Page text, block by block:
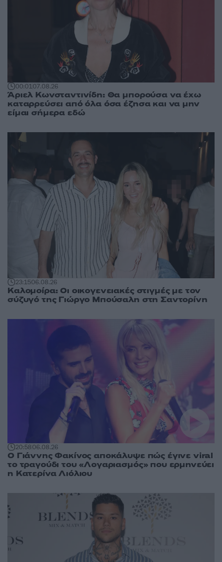
00:0107.08.26
Άριελ Κωνσταντινίδη: Θα μπορούσα να έχω
καταρρεύσει από όλα όσα έζησα και να μην
είμαι σήμερα εδώ
23:1506.08.26
Καλομοίρα: Οι οικογενειακές στιγμές με τον
σύζυγό της Γιώργο Μπούσαλη στη Σαντορίνη
20:5806.08.26
Ο Γιάννης Φακίνος αποκάλυψε πώς έγινε viral
το τραγούδι του «Λογαριασμός» που ερμηνεύει
η Κατερίνα Λιόλιου